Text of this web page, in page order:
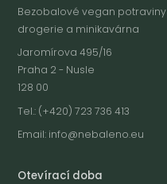
Bezobalové vegan potraviny
drogerie a minikavárna
Jaromírova 495/16
Praha 2 - Nusle
128 00
Tel.: (+420) 723 736 413
Email: info@nebaleno.eu
Otevírací doba